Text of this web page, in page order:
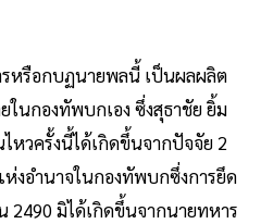
รหรือกบฏนายพลนี้ เป็นผลผลิต
ในกองทัพบกเอง ซึ่งสุธาชัย ยิ้ม
ไหวครั้งนี้ได้เกิดขึ้นจากปัจจัย 2
งอำนาจในกองทัพบกซึ่งการยึด
2490 มิได้เกิดขึ้นจากนายทหาร